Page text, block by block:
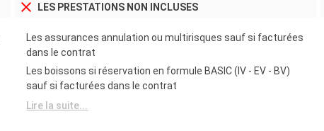
LES PRESTATIONS NON INCLUSES
Les assurances annulation ou multirisques sauf si facturées
dans le contrat
Les boissons si réservation en formule BASIC (IV - EV - BV)
sauf si facturées dans le contrat
Lire la suite...